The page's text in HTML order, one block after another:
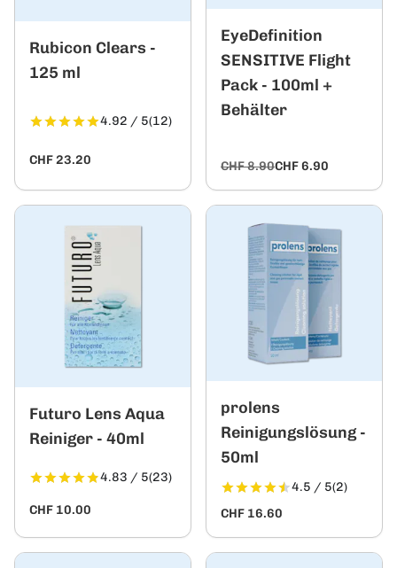
Rubicon Clears -
125 ml
4.92 / 5(12)
CHF 23.20
EyeDefinition
SENSITIVE Flight
Pack - 100ml +
Behälter
CHF 8.90CHF 6.90
Futuro Lens Aqua
Reiniger - 40ml
4.83 / 5(23)
CHF 10.00
prolens
Reinigungslösung -
50ml
4.5 / 5(2)
CHF 16.60